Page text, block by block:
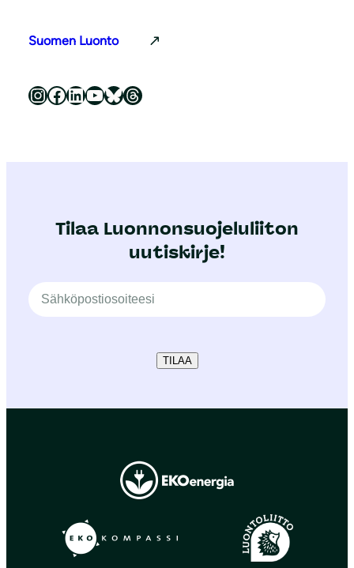
Suomen Luonto
Luonnonsuojeluliitto Instagramissa Luonnonsuojeluliitto Facebookissa Luonnonsuojeluliitto LinkedInissä Luonnonsuojeluliiton YouTube-kanava Luonnonsuojeluliitto Blueskyssa Luonnonsuojeluliitto Threadsissa
Tilaa Luonnonsuojeluliiton
uutiskirje!
TILAA